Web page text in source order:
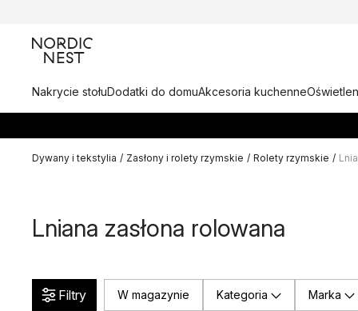
Nakrycie stołuDodatki do domuAkcesoria kuchenne
Dywany i tekstylia / Zasłony i rolety rzymskie / Rolety rzymskie /
Lniana zasłona rolowana
Filtry W magazynie Kategoria Marka